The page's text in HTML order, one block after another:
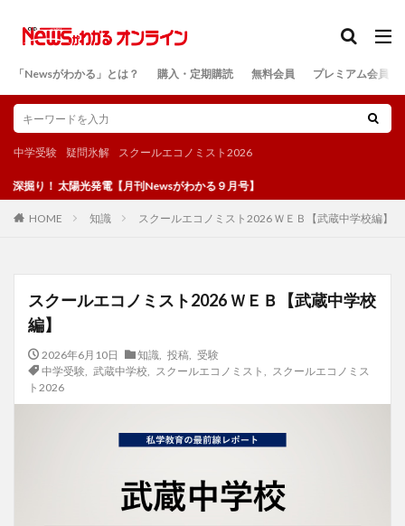
「Newsがわかる」とは？ 購入・定期購読 無料会員 プレミアム会員
中学受験 疑問氷解 スクールエコノミスト2026
陽光発電【月刊Newsがわかる９月号】
HOME 知識 スクールエコノミスト2026 ＷＥＢ【武蔵中学校編】
スクールエコノミスト2026 ＷＥＢ【武蔵中学校
編】
2026年6月10日 知識 投稿
受験
中学受験, 武蔵中学校 スクールエコノミスト
スクールエコノミス
ト2026
検索